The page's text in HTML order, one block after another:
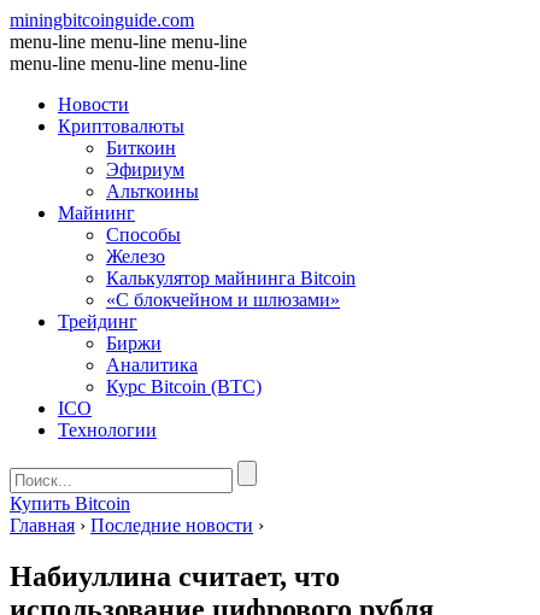
miningbitcoinguide.com
menu-line menu-line menu-line
menu-line menu-line menu-line
Новости
Криптовалюты
Биткоин
Эфириум
Альткоины
Майнинг
Способы
Железо
Калькулятор майнинга Bitcoin
«С блокчейном и шлюзами»
Трейдинг
Биржи
Аналитика
Курс Bitcoin (BTC)
ICO
Технологии
Купить Bitcoin
Главная › Последние новости ›
Набиуллина считает, что